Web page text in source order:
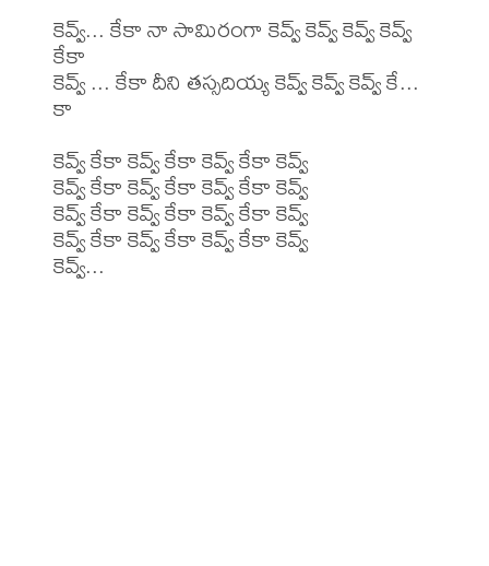
కెవ్వ్... కేకా నా సామిరంగా కెవ్వ్ కెవ్వ్ కెవ్వ్ కెవ్వ్
కేకా
కెవ్వ్ ... కేకా దీని తస్సదియ్య కెవ్వ్ కెవ్వ్ కెవ్వ్ కే...
కా
కెవ్వ్ కేకా కెవ్వ్ కేకా కెవ్వ్ కేకా కెవ్వ్
కెవ్వ్ కేకా కెవ్వ్ కేకా కెవ్వ్ కేకా కెవ్వ్
కెవ్వ్ కేకా కెవ్వ్ కేకా కెవ్వ్ కేకా కెవ్వ్
కెవ్వ్ కేకా కెవ్వ్ కేకా కెవ్వ్ కేకా కెవ్వ్
కెవ్వ్...